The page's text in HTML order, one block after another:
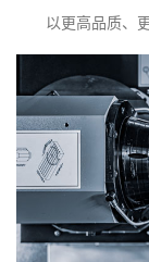
以更高品质、